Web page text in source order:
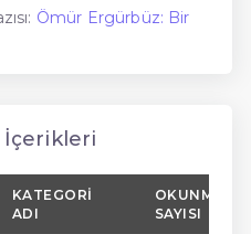
Ömür Ergürbüz: Bir
KATEGORI
ADI
OKUNMA
SAYISI